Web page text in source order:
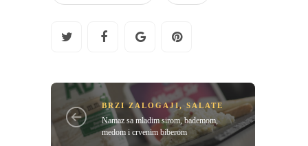
BRZI ZALOGAJI,SALATE
Namaz sa mladim sirom, bademom,
medom i crvenim biberom